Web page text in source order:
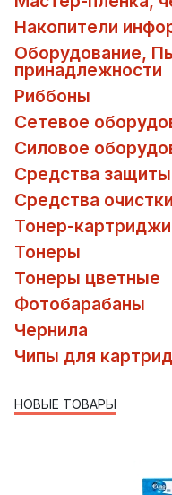
Накопители
Оборудование,
принадлежности
Риббоны
Сетевое
Силовое
Средства защиты
Средства
Тонер-картриджи
Тонеры
Тонеры цветные
Фотобарабаны
Чернила
Чипы для
НОВЫЕ ТОВАРЫ